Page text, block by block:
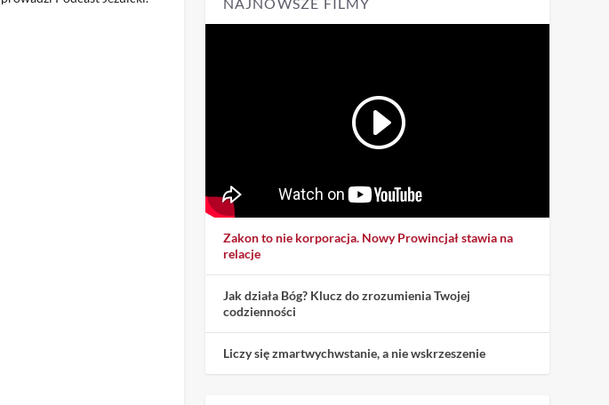
Zakon to nie korporacja. Nowy Prowincjał stawia na
relacje
Jak działa Bóg? Klucz do zrozumienia Twojej
codzienności
Liczy się zmartwychwstanie, a nie wskrzeszenie